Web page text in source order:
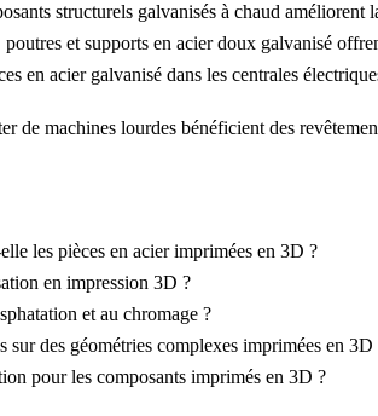
structurels galvanisés à chaud
poutres et supports en acier doux galvanisé
en acier galvanisé dans les centrales
de machines lourdes bénéficient des
les pièces en acier imprimées en 3D ?
en impression 3D ?
et au chromage ?
sur des géométries complexes imprimées en 3D
pour les composants imprimés en 3D ?